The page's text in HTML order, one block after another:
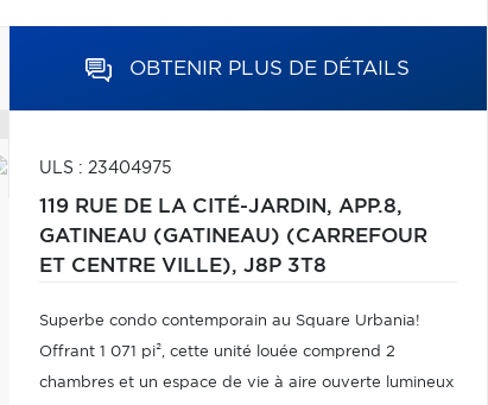
OBTENIR PLUS DE DÉTAILS
ULS : 23404975
119 RUE DE LA CITÉ-JARDIN, APP.8,
GATINEAU (GATINEAU) (CARREFOUR
ET CENTRE VILLE), J8P 3T8
Superbe condo contemporain au Square Urbania!
Offrant 1 071 pi², cette unité louée comprend 2
chambres et un espace de vie à aire ouverte lumineux